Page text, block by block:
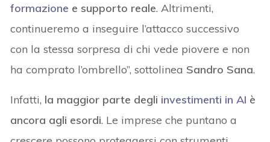
formazione e supporto reale. Altrimenti,
continueremo a inseguire l’attacco successivo
con la stessa sorpresa di chi vede piovere e non
ha comprato l’ombrello”, sottolinea Sandro Sana.
Infatti, la maggior parte degli investimenti in AI è
ancora agli esordi. Le imprese che puntano a